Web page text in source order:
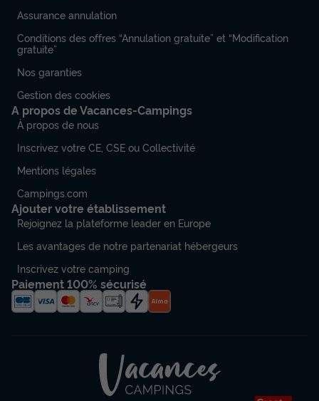
Assurance annulation
Conditions des offres “Annulation gratuite” et “Modification
gratuite”
Nos garanties
Gestion des cookies
A propos de Vacances-Campings
À propos de nous
Inscrivez votre CE, CSE ou Collectivité
Mentions légales
Campings.com
Ajouter votre établissement
Rejoignez la plateforme leader en Europe
Les avantages de notre partenariat hébergeurs
Inscrivez votre camping
Paiement 100% sécurisé